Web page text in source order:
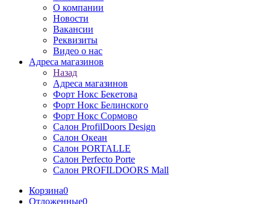
О компании
Новости
Вакансии
Реквизиты
Видео о нас
Адреса магазинов
Назад
Адреса магазинов
Форт Нокс Бекетова
Форт Нокс Белинского
Форт Нокс Сормово
Салон ProfilDoors Design
Салон Океан
Салон PORTALLE
Салон Perfecto Portе
Салон PROFILDOORS Mall
Корзина0
Отложенные0